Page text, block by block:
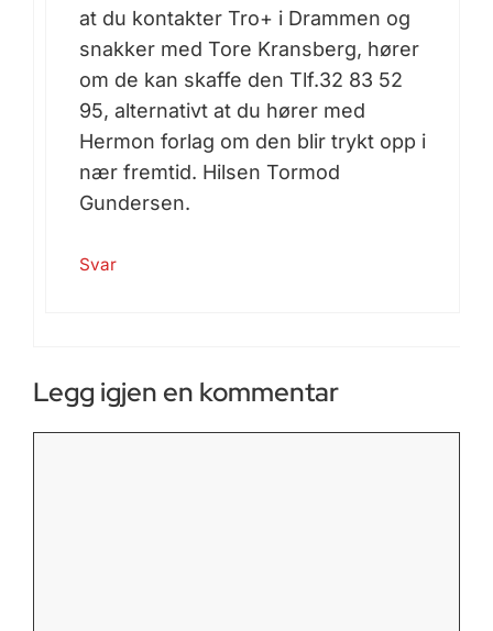
at du kontakter Tro+ i Drammen og
snakker med Tore Kransberg, hører
om de kan skaffe den Tlf.32 83 52
95, alternativt at du hører med
Hermon forlag om den blir trykt opp i
nær fremtid. Hilsen Tormod
Gundersen.
Svar
Legg igjen en kommentar